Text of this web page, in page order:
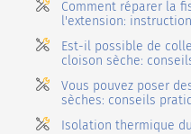
Comment réparer la
l'extension:
Est-il possible de
cloison sèche:
Vous pouvez poser
sèches: conseils
Isolation thermique